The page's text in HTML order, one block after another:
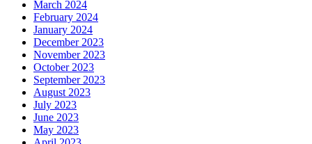
March 2024
February 2024
January 2024
December 2023
November 2023
October 2023
September 2023
August 2023
July 2023
June 2023
May 2023